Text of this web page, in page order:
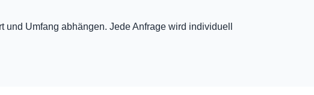
Umfang abhängen. Jede Anfrage wird individuell